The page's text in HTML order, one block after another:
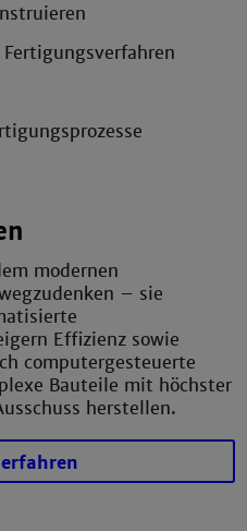
modernen
– sie
Effizienz sowie
computergesteuerte
Bauteile mit höchster
herstellen.